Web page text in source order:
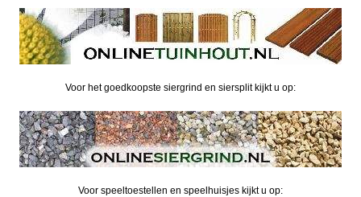
Voor het goedkoopste siergrind en siersplit kijkt u op:
Voor speeltoestellen en speelhuisjes kijkt u op: